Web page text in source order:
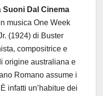
Suoni Dal Cinema
musica One Week
(1924) di Buster
compositrice e
origine australiana e
Romano assume i
infatti un’habitue dei